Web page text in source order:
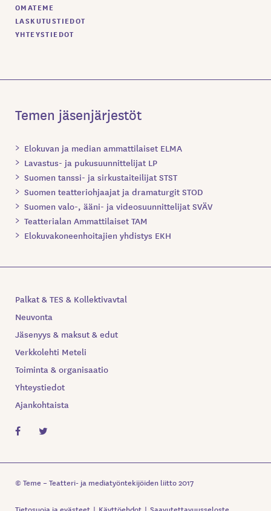
OMATEME
LASKUTUSTIEDOT
YHTEYSTIEDOT
Temen jäsenjärjestöt
Elokuvan ja median ammattilaiset ELMA
Lavastus- ja pukusuunnittelijat LP
Suomen tanssi- ja sirkustaiteilijat STST
Suomen teatteriohjaajat ja dramaturgit STOD
Suomen valo-, ääni- ja videosuunnittelijat SVÄV
Teatterialan Ammattilaiset TAM
Elokuvakoneenhoitajien yhdistys EKH
Palkat & TES & Kollektivavtal
Neuvonta
Jäsenyys & maksut & edut
Verkkolehti Meteli
Toiminta & organisaatio
Yhteystiedot
Ajankohtaista
© Teme – Teatteri- ja mediatyöntekijöiden liitto 2017